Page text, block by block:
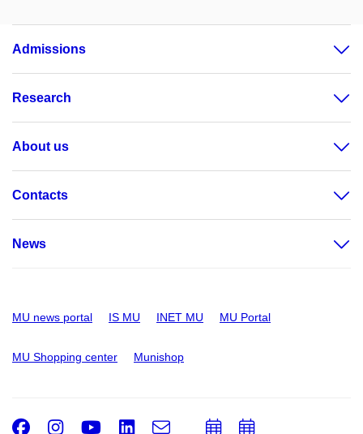
Admissions
Research
About us
Contacts
News
MU news portal IS MU INET MU MU Portal
MU Shopping center Munishop
Facebook
Instagram
Youtube
LinkedIn
e-
AddAdd